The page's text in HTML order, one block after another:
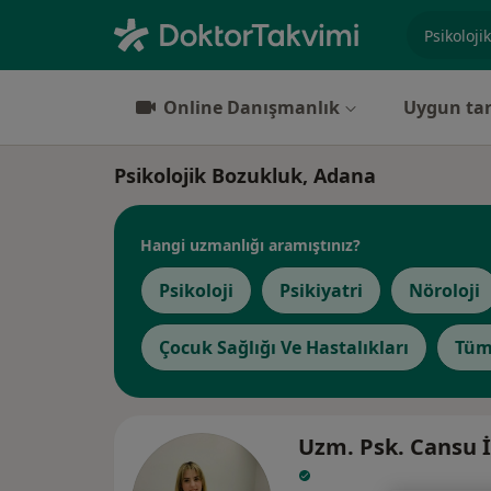
Online Danışmanlık Uygun
Psikolojik Bozukluk, Adana
Hangi uzmanlığı aramıştınız?
Psikoloji Psikiyatri Nöroloji
Çocuk Sağlığı Ve Hastalıkları
Uzm. Psk. Cansu